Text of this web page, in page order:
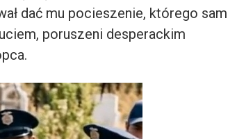
dać mu pocieszenie, którego sam
poruszeni desperackim